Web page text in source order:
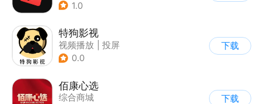
1.0
特狗影视
视频播放
投屏
0.0
下载
佰康心选
综合商城
下载